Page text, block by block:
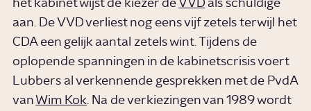
het kabinet wijst de kiezer de VVD als schuldige
aan. De VVD verliest nog eens vijf zetels terwijl het
CDA een gelijk aantal zetels wint. Tijdens de
oplopende spanningen in de kabinetscrisis voert
Lubbers al verkennende gesprekken met de PvdA
van Wim Kok . Na de verkiezingen van 1989 wordt